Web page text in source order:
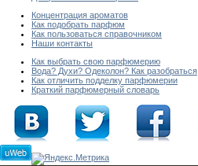
Концентрация ароматов
Как подобрать парфюм
Как пользоваться справочником
Наши контакты
Как выбрать свою парфюмерию
Вода? Духи? Одеколон? Как разобраться
Как отличить подделку парфюмерии
Краткий парфюмерный словарь